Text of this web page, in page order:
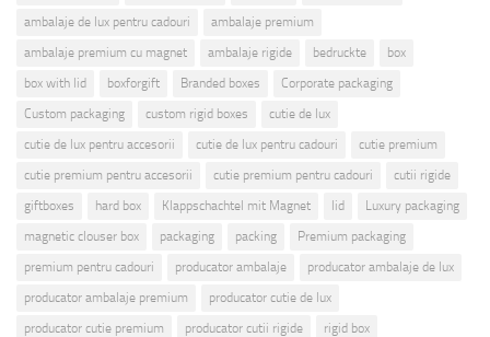
ambalaje de lux pentru cadouri
ambalaje premium
ambalaje premium cu magnet
ambalaje rigide bedruckte
box
box with lid
boxforgift Branded boxes
Corporate packaging
Custom packaging
custom rigid boxes
cutie de lux
cutie de lux pentru accesorii
cutie de lux pentru cadouri
cutie premium
cutie premium pentru accesorii
cutie premium pentru cadouri
cutii rigide
giftboxes
hard box Klappschachtel mit Magnet lid
Luxury packaging
magnetic clouser box
packaging packing
Premium packaging
premium pentru cadouri
producator ambalaje
producator ambalaje de lux
producator ambalaje premium
producator cutie de lux
producator cutie premium
producator cutii rigide
rigid box